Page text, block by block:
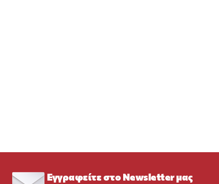
Εγγραφείτε στο Newsletter μας